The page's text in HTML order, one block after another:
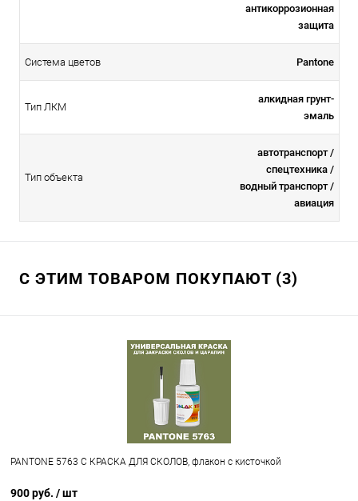
антикоррозионная
защита
Система цветов Pantone
Тип ЛКМ
алкидная грунт-
эмаль
Тип объекта
автотранспорт /
спецтехника /
водный транспорт /
авиация
С ЭТИМ ТОВАРОМ ПОКУПАЮТ (3)
PANTONE 5763 C КРАСКА ДЛЯ СКОЛОВ, флакон с кисточкой
900 руб. / шт